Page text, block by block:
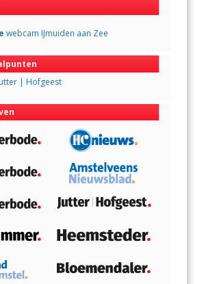
webcam IJmuiden aan Zee
| Hofgeest